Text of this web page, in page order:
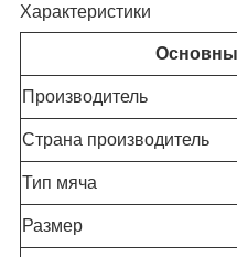
Характеристики
Производитель
Страна производитель
Тип мяча
Размер